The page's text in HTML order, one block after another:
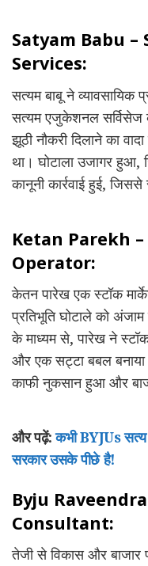
Satyam Babu
Services:
सत्यम बाबू ने व्यावसायिक
सत्यम एजुकेशनल सर्विसेज
झूठी नौकरी दिलाने का
था। घोटाला उजागर हुआ,
कानूनी कार्रवाई हुई,
Ketan Parekh
Operator:
केतन पारेख एक स्टॉक
प्रतिभूति घोटाले को
के माध्यम से, पारेख ने
और एक सट्टा बबल
काफी नुकसान हुआ और
और पढ़ें:कभी BYJUs
सरकार उसके पीछे है!
Byju
Consultant:
तेजी से विकास और बाजार